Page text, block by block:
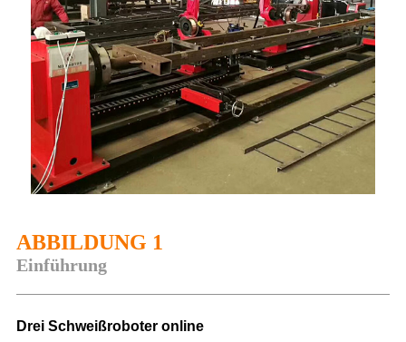
ABBILDUNG 1
Einführung
Drei Schweißroboter online